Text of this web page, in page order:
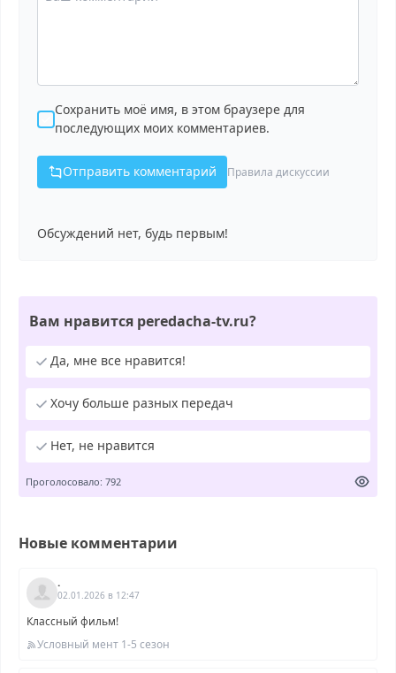
Сохранить моё имя, в этом браузере для
последующих моих комментариев.
Отправить комментарий Правила дискуссии
Обсуждений нет, будь первым!
Вам нравится peredacha-tv.ru?
Да, мне все нравится!
Хочу больше разных передач
Нет, не нравится
Проголосовало: 792
Новые комментарии
.
02.01.2026 в 12:47
Классный фильм!
Условный мент 1-5 сезон